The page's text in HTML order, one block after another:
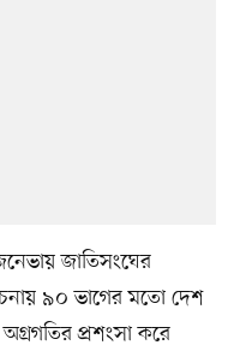
জাতিসংঘের
৯০ ভাগের মতো দেশ
অগ্রগতির প্রশংসা করে